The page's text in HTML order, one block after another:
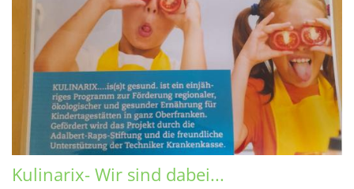
Kulinarix- Wir sind dabei...